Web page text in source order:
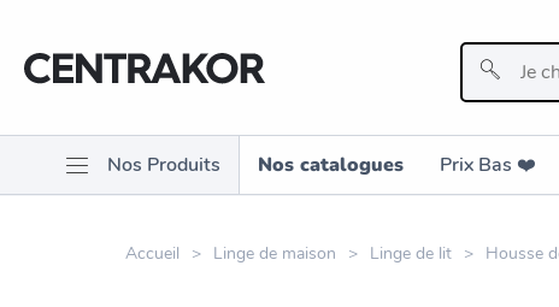
Nos Produits Nos catalogues Prix Bas ❤️️
Accueil Linge de maison Linge de lit Housse